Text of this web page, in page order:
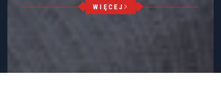
WIĘCEJ